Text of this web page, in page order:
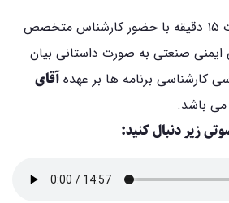
برنامه اول ایمنی به مدت ۱۵ دقیقه با حضور کارشناس متخصص
ایمنی صنعتی به صورت داستانی بیان
کارشناسی برنامه ها بر عهده آقای
می باشد.
زیر دنبال کنید: